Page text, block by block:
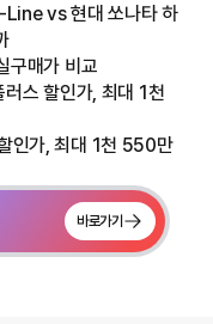
Line vs 현대 쏘나타 하
구매가 비교
스 할인가, 최대 1천
가, 최대 1천 550만
바로가기